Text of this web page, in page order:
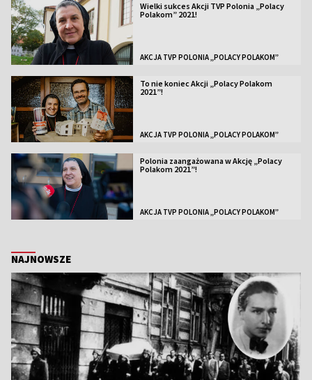
Wielki sukces Akcji TVP Polonia „Polacy
Polakom” 2021!
AKCJA TVP POLONIA „POLACY POLAKOM”
To nie koniec Akcji „Polacy Polakom
2021”!
AKCJA TVP POLONIA „POLACY POLAKOM”
Polonia zaangażowana w Akcję „Polacy
Polakom 2021”!
AKCJA TVP POLONIA „POLACY POLAKOM”
NAJNOWSZE